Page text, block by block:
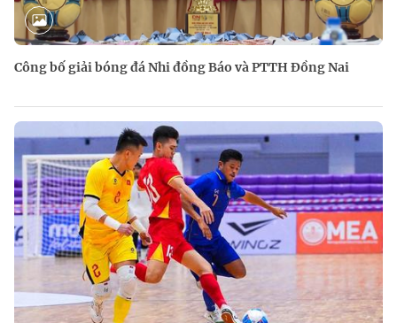
Công bố giải bóng đá Nhi đồng Báo và PTTH Đồng Nai